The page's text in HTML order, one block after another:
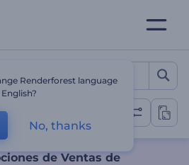
de Temporada
de Ventas de
Renderforest language
No, thanks